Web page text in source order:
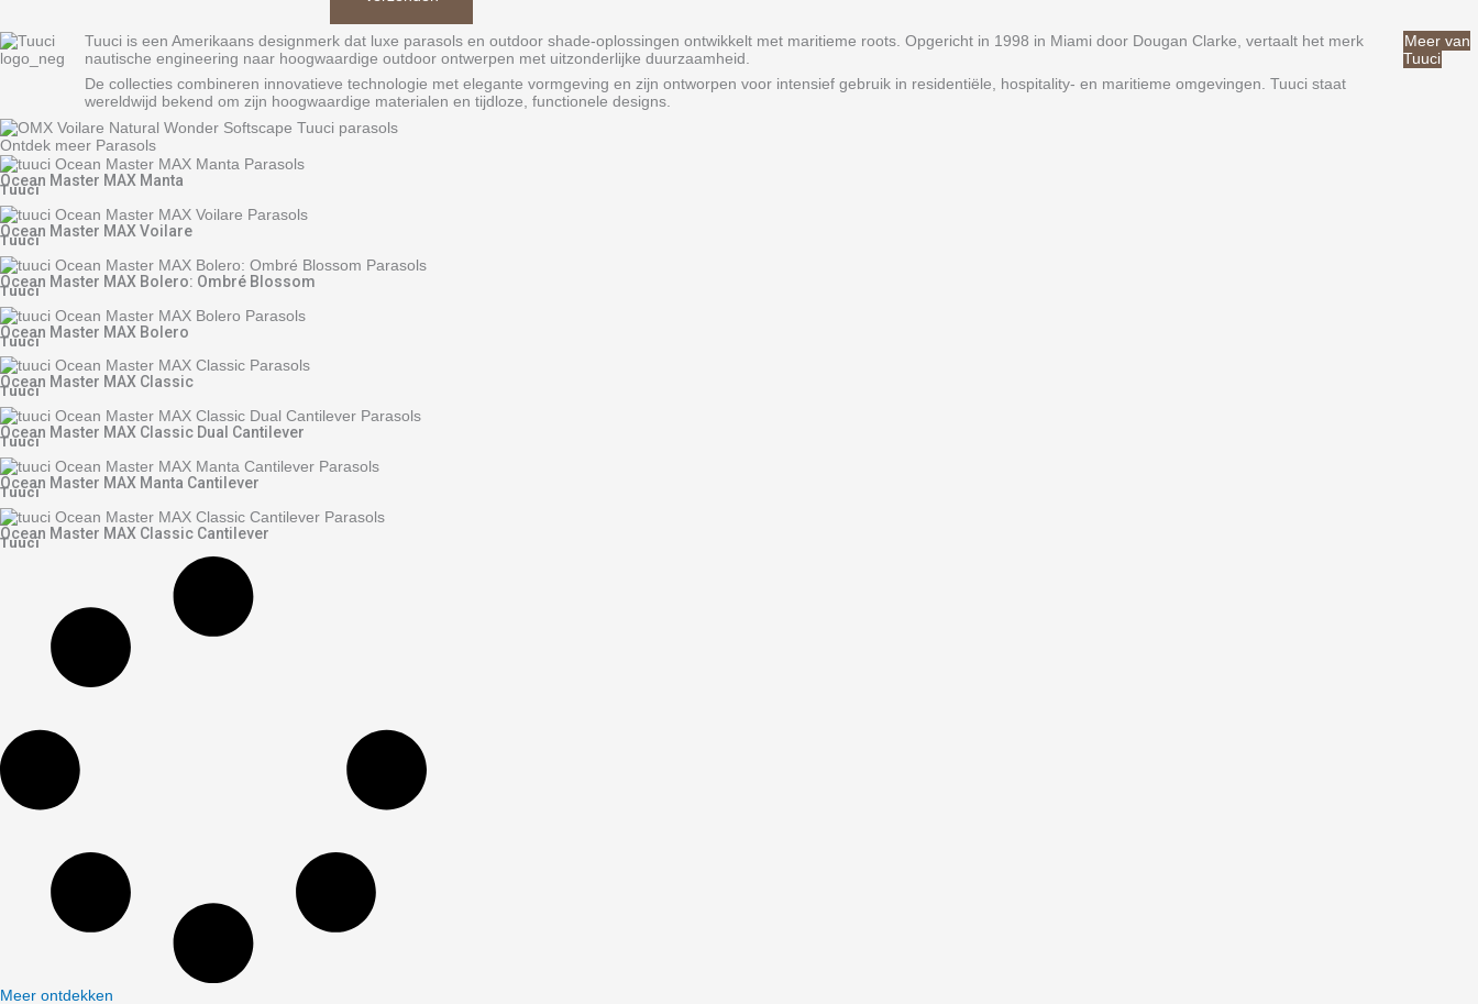
Tuuci is een Amerikaans designmerk dat luxe parasols en outdoor shade-oplossingen ontwikkelt met maritieme roots. Opgericht in 1998 in Miami door Dougan Clarke, vertaalt het merk
nautische engineering naar hoogwaardige outdoor ontwerpen met uitzonderlijke duurzaamheid.
De collecties combineren innovatieve technologie met elegante vormgeving en zijn ontworpen voor intensief gebruik in residentiële, hospitality- en maritieme omgevingen. Tuuci staat
wereldwijd bekend om zijn hoogwaardige materialen en tijdloze, functionele designs.
Meer van
Tuuci
Ontdek meer Parasols
Ocean Master MAX Manta
Tuuci
Ocean Master MAX Voilare
Tuuci
Ocean Master MAX Bolero: Ombré Blossom
Tuuci
Ocean Master MAX Bolero
Tuuci
Ocean Master MAX Classic
Tuuci
Ocean Master MAX Classic Dual Cantilever
Tuuci
Ocean Master MAX Manta Cantilever
Tuuci
Ocean Master MAX Classic Cantilever
Tuuci
Meer ontdekken